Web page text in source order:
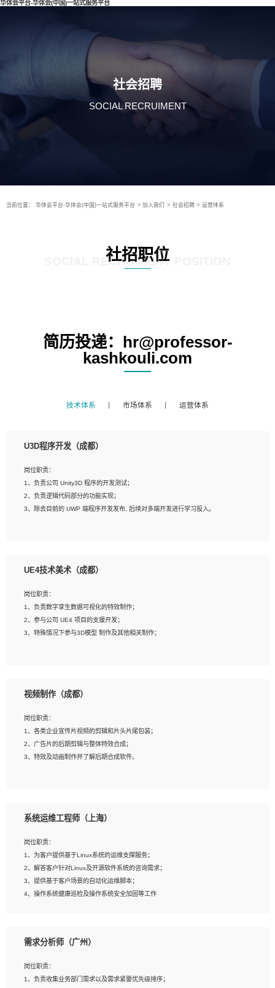
华体会平台-华体会(中国)一站式服务平台
社会招聘
SOCIAL RECRUIMENT
当前位置： 华体会平台-华体会(中国)一站式服务平台 > 加入我们 > 社会招聘 > 运营体系
社招职位
SOCIAL RECRUIMENT POSITION
简历投递：hr@professor-
kashkouli.com
技术体系 市场体系 运营体系
U3D程序开发（成都）
岗位职责：
1、负责公司 Unity3D 程序的开发测试；
2、负责逻辑代码部分的功能实现；
3、除去目前的 UWP 端程序开发发布, 后续对多端开发进行学习投入。
2、熟练掌握 Unity3D 程序开发，精通 C# 语言开发；
4、有良好的沟通能力和团队合作意识；
5、开发过 HoloLens 程序者优先。
UE4技术美术（成都）
岗位职责：
1、负责数字孪生数据可视化的特效制作；
2、参与公司 UE4 项目的支援开发；
3、特殊情况下参与3D模型 制作及其他相关制作；
上；
3、想象力丰富, 有一定的艺术审美深度；
4、有良好的场景特效搭建功底；
5、熟悉 3Ds Max 或者 Maya；
6、有良好的沟通能力和团队合作意识；
视频制作（成都）
岗位职责：
1、各类企业宣传片视频的剪辑和片头片尾包装；
2、广告片的后期剪辑与整体特效合成；
3、特效及动画制作并了解后期合成软件。
2、熟练使用After Effect、Photo Shop、熟练掌握视频剪辑和特效包装软件；
4、在剪辑上会思考，有一定编导思维；
5、踏实， 勤奋，愿意在工作中不断学习，提高自我；
6、能与同事友好相处。
系统运维工程师（上海）
岗位职责：
1、为客户提供基于Linux系统的运维支撑服务；
2、解答客户针对Linux及开源软件系统的咨询需求；
3、提供基于客户场景的自动化运维脚本；
4、操作系统健康巡检及操作系统安全加固等工作
1、全日制本科计算机相关专业毕业，3年以上相关工作经验；
3、熟练使用脚本语言，shell/python任一种，熟练使用Ansible
4、熟悉linux常见服务、中间件的基本原理、部署以及故障处理，如：Mysql、
需求分析师（广州）
岗位职责：
1、负责收集业务部门需求以及需求紧要优先级排序；